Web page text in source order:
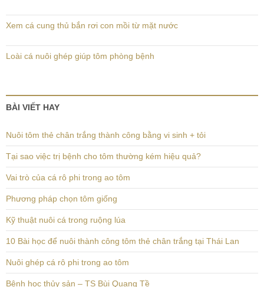
Xem cá cung thủ bắn rơi con mồi từ mặt nước
Loài cá nuôi ghép giúp tôm phòng bệnh
BÀI VIẾT HAY
Nuôi tôm thẻ chân trắng thành công bằng vi sinh + tỏi
Tại sao việc trị bệnh cho tôm thường kém hiệu quả?
Vai trò của cá rô phi trong ao tôm
Phương pháp chọn tôm giống
Kỹ thuật nuôi cá trong ruộng lúa
10 Bài học để nuôi thành công tôm thẻ chân trắng tại Thái Lan
Nuôi ghép cá rô phi trong ao tôm
Bệnh học thủy sản – TS Bùi Quang Tề